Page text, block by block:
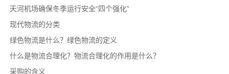
天河机场确保冬季运行安全“四个强化”
现代物流的分类
绿色物流是什么？绿色物流的定义
什么是物流合理化？物流合理化的作用是什么？
采购的含义